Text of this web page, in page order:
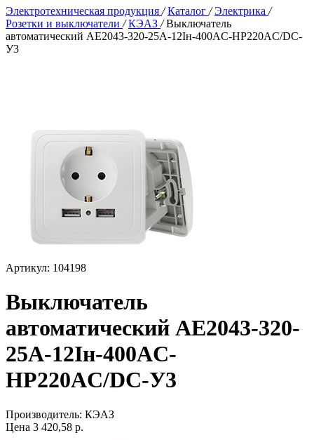
Электротехническая продукция / Каталог / Электрика /
Розетки и выключатели / КЭАЗ / Выключатель
автоматический АЕ2043-320-25А-12Iн-400AC-НР220AC/DC-
У3
Артикул: 104198
Выключатель
автоматический АЕ2043-320-
25А-12Iн-400AC-
НР220AC/DC-У3
Производитель: КЭАЗ
Цена 3 420,58 р.